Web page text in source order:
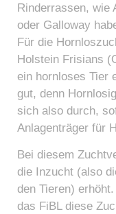
Rinderrassen, wie
oder Galloway
Für die
Holstein Frisians
ein hornloses Tier
gut, denn
sich also durch,
Anlagenträger für
Bei diesem
die Inzucht (also
den Tieren)
das FiBL diese